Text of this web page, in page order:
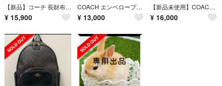
【新品】コーチ 長財布 ブラック COACH
¥ 15,900
COACH エンベロープ型 長財布 ブラック
¥ 13,000
【新品未使用】COACH コーチ リュック バックパック レディース
¥ 16,000